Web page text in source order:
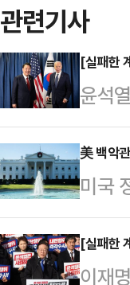
관련기사
[실패한
윤석
숨기
사태
지고
한미
제1
美 백악
미국
다”
변인
방향
[실패한
이재